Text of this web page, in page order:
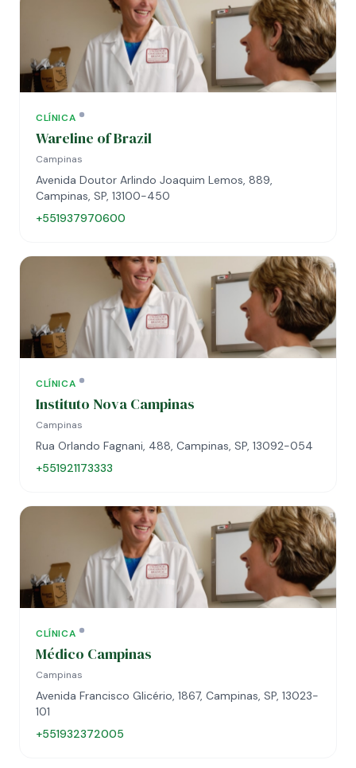
CLÍNICA
Wareline of Brazil
Campinas
Avenida Doutor Arlindo Joaquim Lemos, 889,
Campinas, SP, 13100-450
+551937970600
CLÍNICA
Instituto Nova Campinas
Campinas
Rua Orlando Fagnani, 488, Campinas, SP, 13092-054
+551921173333
CLÍNICA
Médico Campinas
Campinas
Avenida Francisco Glicério, 1867, Campinas, SP, 13023-
101
+551932372005